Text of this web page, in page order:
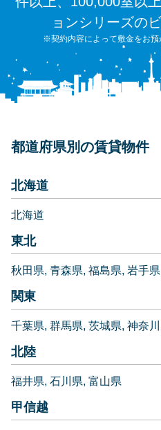
ョンシリーズの
※契約内容によって敷金をお預
都道府県別の賃貸物件
北海道
北海道
東北
秋田県 青森県 福島県 岩手県
関東
千葉県 群馬県 茨城県 神奈
北陸
福井県 石川県 富山県
甲信越